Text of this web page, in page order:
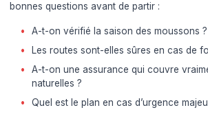
bonnes questions avant de partir :
A-t-on vérifié la saison des moussons ?
Les routes sont-elles sûres en cas de
A-t-on une assurance qui couvre
naturelles ?
Quel est le plan en cas d’urgence